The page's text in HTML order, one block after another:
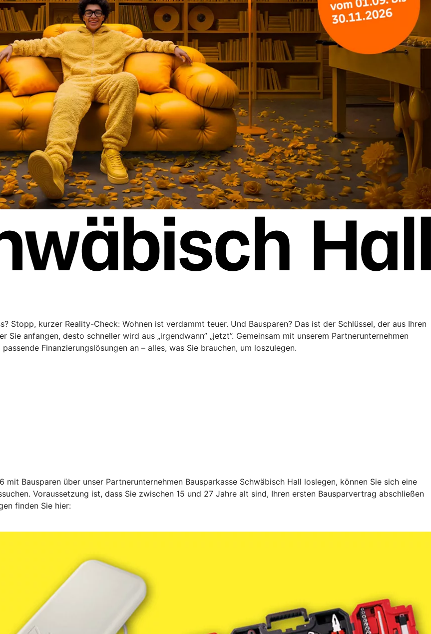
Stopp, kurzer Reality-Check: Wohnen ist verdammt teuer. Und Bausparen? Das ist der Schlüssel, der aus Ihren
Sie anfangen, desto schneller wird aus „irgendwann” „jetzt”. Gemeinsam mit unserem Partnerunternehmen
Finanzierungslösungen an – alles, was Sie brauchen, um loszulegen.
Bausparen über unser Partnerunternehmen Bausparkasse Schwäbisch Hall loslegen, können Sie sich eine
Voraussetzung ist, dass Sie zwischen 15 und 27 Jahre alt sind, Ihren ersten Bausparvertrag abschließen
finden Sie hier: